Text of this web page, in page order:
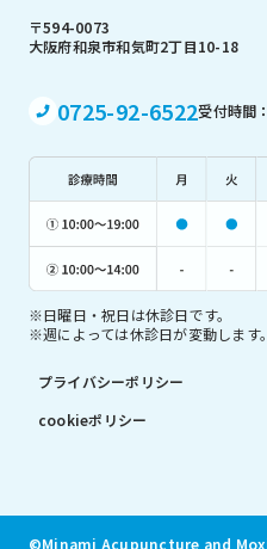
〒594-0073
大阪府和泉市和気町2丁目10-18
0725-92-6522受付時間
※日曜日・祝日は休診日です。
※週によっては休診日が変動します
プライバシーポリシー
cookieポリシー
©Minami Acupuncture and